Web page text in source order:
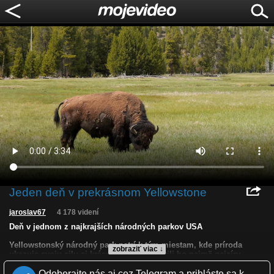
Jeden deň v prekrásnom Yellowstone
zobraziť viac ↓
jaroslav67 4 178 videní
Deň v jednom z najkrajších národných parkov USA
Yellowstonský národný park patrí k tým miestam, kde príroda
ukazuje svoju silu aj krásu naraz. Preslávili ho najmä gejzíry,
horúce pramene a bublajúce bahenné jazierka, ktoré vytvárajú